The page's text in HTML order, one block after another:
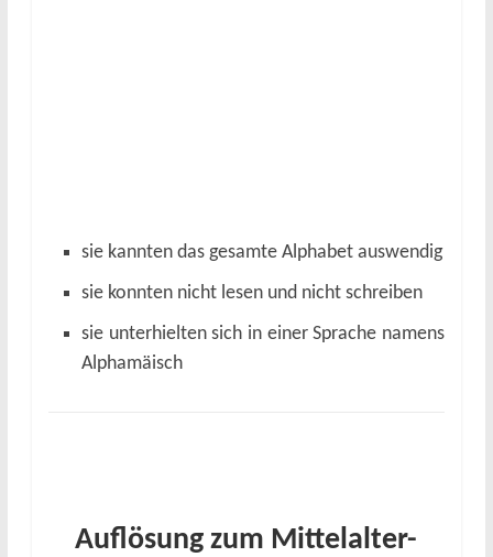
sie kannten das gesamte Alphabet auswendig
sie konnten nicht lesen und nicht schreiben
sie unterhielten sich in einer Sprache namens
Alphamäisch
Auflösung zum Mittelalter-